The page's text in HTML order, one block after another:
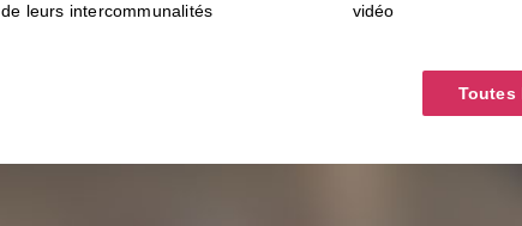
de leurs intercommunalités
vidéo
Toutes